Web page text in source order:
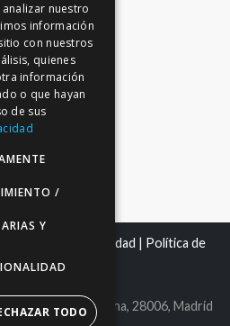
Política de Privacidad | Política de
Cookies
25, bajo derecha, 28006, Madrid
nuestro
información
con nuestros
quienes
información
o que hayan
de sus
/
Y
TODO